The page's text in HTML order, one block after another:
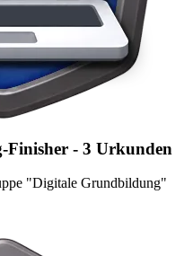
- 3 Urkunden
"Digitale Grundbildung"